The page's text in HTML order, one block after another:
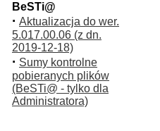
BeSTi@
· Aktualizacja do wer.
5.017.00.06 (z dn.
2019-12-18)
· Sumy kontrolne
pobieranych plików
(BeSTi@ - tylko dla
Administratora)